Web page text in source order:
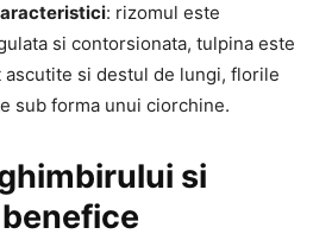
: rizomul este
si contorsionata, tulpina este
si destul de lungi, florile
sub forma unui ciorchine.
si